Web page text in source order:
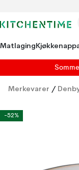
Matlaging
S
Merkevarer /
-52%